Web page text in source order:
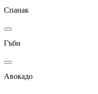
Спанак
Гъби
Авокадо